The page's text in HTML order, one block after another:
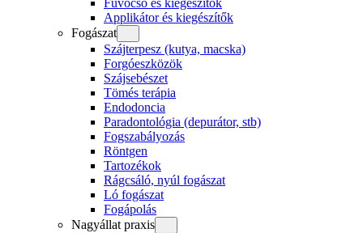
Fúvócső és kiegészítők
Applikátor és kiegészítők
Fogászat
Szájterpesz (kutya, macska)
Forgóeszközök
Szájsebészet
Tömés terápia
Endodoncia
Paradontológia (depurátor, stb)
Fogszabályozás
Röntgen
Tartozékok
Rágcsáló, nyúl fogászat
Ló fogászat
Fogápolás
Nagyállat praxis